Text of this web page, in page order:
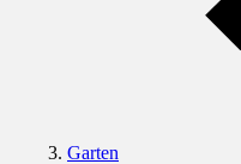
Garten